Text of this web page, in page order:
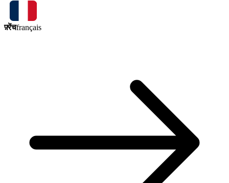
फ़्रेंचfrançais